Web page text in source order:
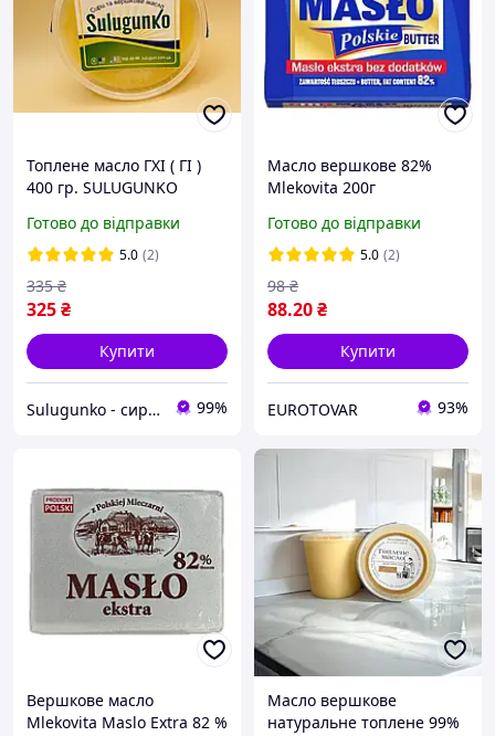
Топлене масло ГХІ ( ГІ )
400 гр. SULUGUNKO
Готово до відправки
5.0 (2)
325₴
335 ₴
Купити
Sulugunko - сири та вершкове масло 99%
Масло вершкове 82%
Mlekovita 200г
Готово до відправки
5.0 (2)
88.20₴
98 ₴
Купити
EUROTOVAR 93%
Вершкове масло
Mlekovita Maslo Extra 82 %
Масло вершкове
натуральне топлене 99%